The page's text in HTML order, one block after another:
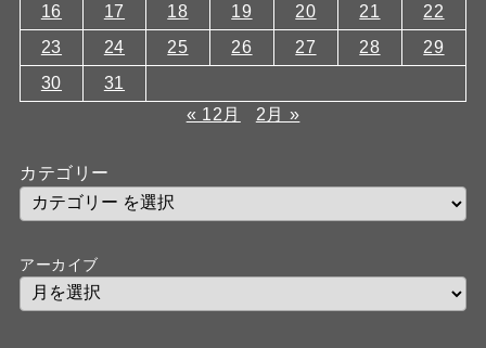
16
17 18 19 20 21
22
23
24 25 26 27 28
29
30
31
« 12月
2月 »
カテゴリー
アーカイブ